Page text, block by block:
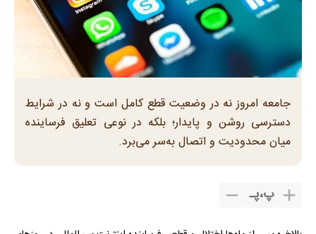
جامعه امروز نه در وضعیت قطع کامل است و نه در شرایط
دسترسی روشن و پایدار؛ بلکه در نوعی تعلیق فرساینده
میان محدودیت و اتصال به‌سر می‌برد.
پ،پـ